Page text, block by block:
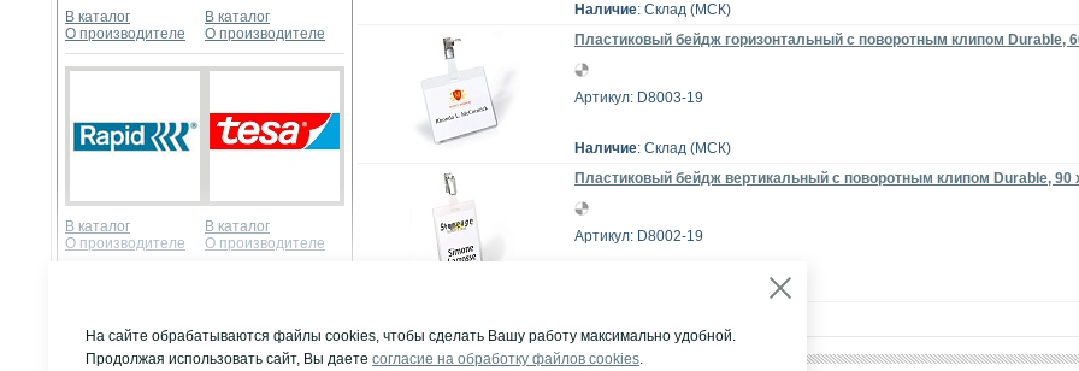
В каталог
О производителе
В каталог
О производителе
В каталог
О производителе
В каталог
О производителе
Наличие: Склад (МСК)
Пластиковый бейдж горизонтальный с поворотным клипом Durable,
Артикул: D8003-19
Наличие: Склад (МСК)
Пластиковый бейдж вертикальный с поворотным клипом Durable,
Артикул: D8002-19
На сайте обрабатываются файлы cookies, чтобы сделать Вашу работу максимально удобной.
Продолжая использовать сайт, Вы даете согласие на обработку файлов cookies.